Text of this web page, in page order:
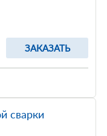
ЗАКАЗАТЬ
сварки